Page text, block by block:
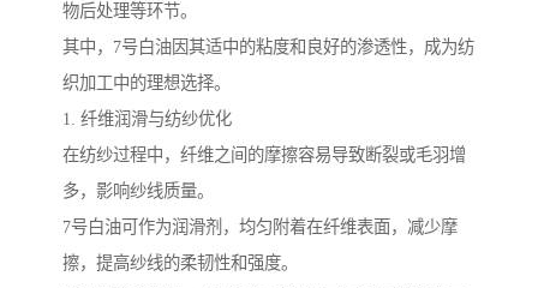
物后处理等环节。
其中，7号白油因其适中的粘度和良好的渗透性，成为纺
织加工中的理想选择。
1. 纤维润滑与纺纱优化
在纺纱过程中，纤维之间的摩擦容易导致断裂或毛羽增
多，影响纱线质量。
7号白油可作为润滑剂，均匀附着在纤维表面，减少摩
擦，提高纱线的柔韧性和强度。